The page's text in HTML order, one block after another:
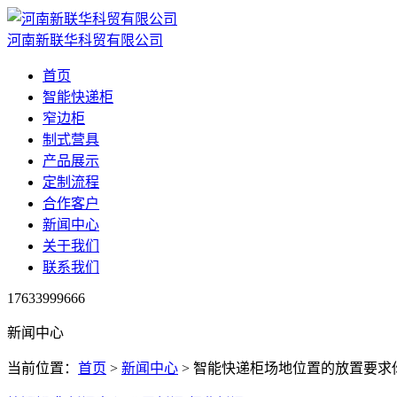
河南新联华科贸有限公司
首页
智能快递柜
窄边柜
制式营具
产品展示
定制流程
合作客户
新闻中心
关于我们
联系我们
17633999666
新闻中心
当前位置： 首页 > 新闻中心 > 智能快递柜场地位置的放置要求